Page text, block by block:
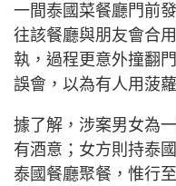
一間泰國菜餐廳門前
往該餐廳與朋友會合
執，過程更意外撞翻
誤會，以為有人用菠
據了解，涉案男女為
有酒意；女方則持泰
泰國餐廳聚餐，惟行